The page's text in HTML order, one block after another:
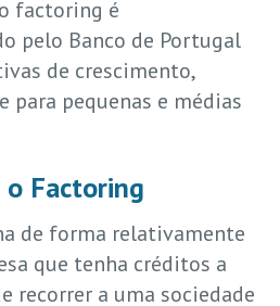
factoring é
pelo Banco de Portugal
de crescimento,
para pequenas e médias
o Factoring
de forma relativamente
que tenha créditos a
recorrer a uma sociedade